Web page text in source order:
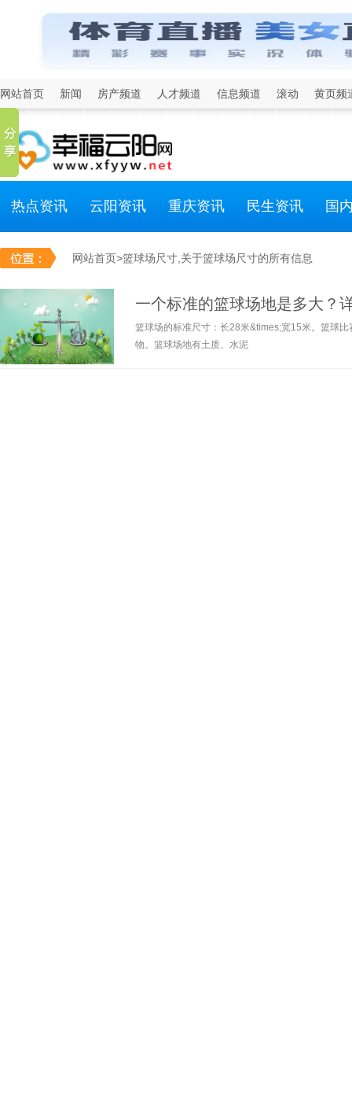
网站首页 新闻 房产频道 人才频道 信息频道 滚动 黄页频
热点资讯 云阳资讯 重庆资讯 民生资讯 国
网站首页>篮球场尺寸,关于篮球场尺寸的所有信息
一个标准的篮球场地是多大？
篮球场的标准尺寸：长28米&times;宽15米。篮球
物。篮球场地有土质、水泥